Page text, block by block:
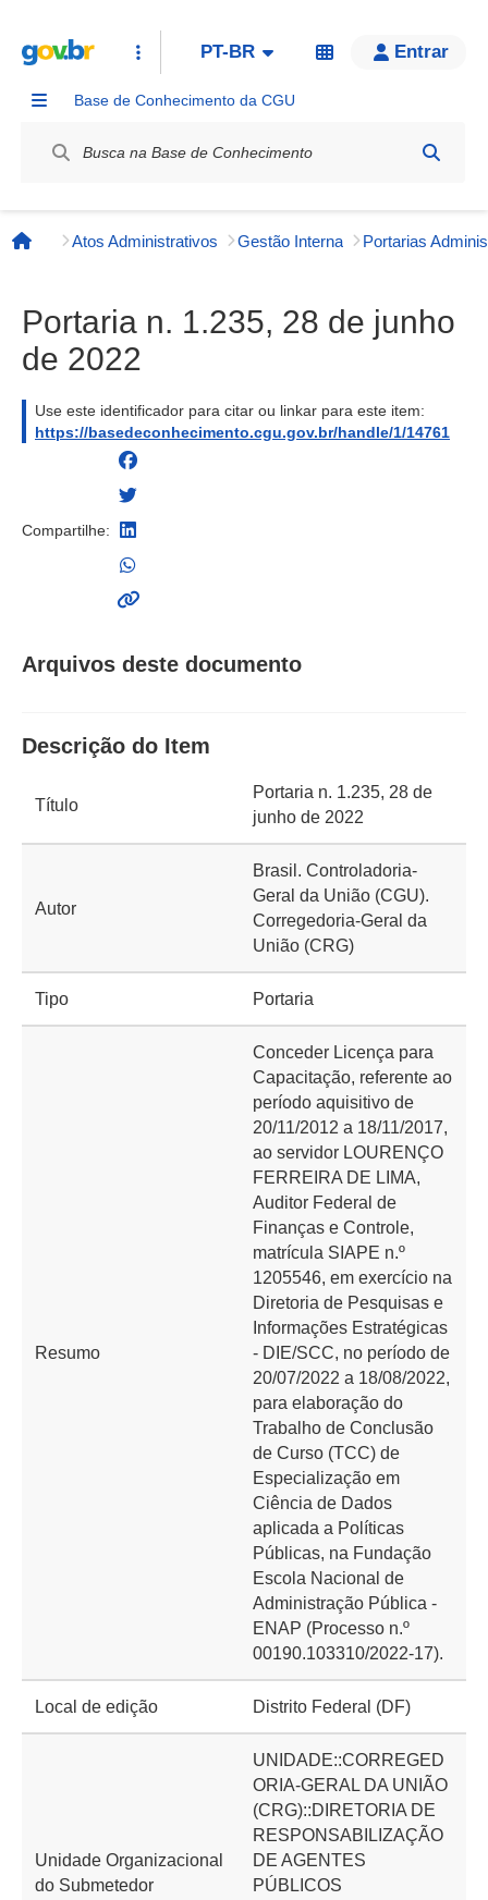
PT-BR Entrar
Base de Conhecimento da CGU
Página inicial
Atos Administrativos Gestão Interna
Portaria n. 1.235, 28 de junho
de 2022
Use este identificador para citar ou linkar para este item:
https://basedeconhecimento.cgu.gov.br/handle/1/14761
Compartilhe:
Arquivos deste documento
Descrição do Item
Título
Portaria n. 1.235, 28 de
junho de 2022
Autor
Brasil. Controladoria-
Geral da União (CGU).
Corregedoria-Geral da
União (CRG)
Tipo Portaria
Resumo
Conceder Licença para
Capacitação, referente ao
período aquisitivo de
20/11/2012 a 18/11/2017,
ao servidor LOURENÇO
FERREIRA DE LIMA,
Auditor Federal de
Finanças e Controle,
matrícula SIAPE n.º
1205546, em exercício na
Diretoria de Pesquisas e
Informações Estratégicas
- DIE/SCC, no período de
20/07/2022 a 18/08/2022,
para elaboração do
Trabalho de Conclusão
de Curso (TCC) de
Especialização em
Ciência de Dados
aplicada a Políticas
Públicas, na Fundação
Escola Nacional de
Administração Pública -
ENAP (Processo n.º
00190.103310/2022-17).
Local de edição Distrito Federal (DF)
Unidade Organizacional
do Submetedor
UNIDADE::CORREGED
ORIA-GERAL DA UNIÃO
(CRG)::DIRETORIA DE
RESPONSABILIZAÇÃO
DE AGENTES
PÚBLICOS